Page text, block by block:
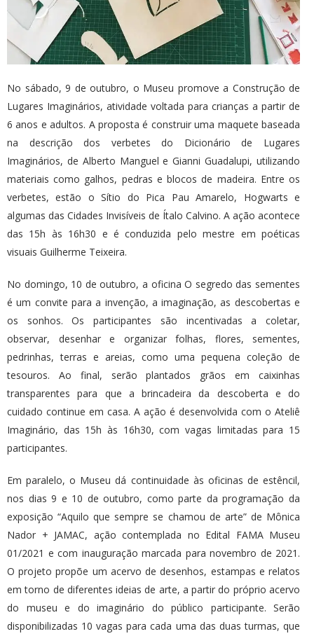
No sábado, 9 de outubro, o Museu promove a Construção de
Lugares Imaginários, atividade voltada para crianças a partir de
6 anos e adultos. A proposta é construir uma maquete baseada
na descrição dos verbetes do Dicionário de Lugares
Imaginários, de Alberto Manguel e Gianni Guadalupi, utilizando
materiais como galhos, pedras e blocos de madeira. Entre os
verbetes, estão o Sítio do Pica Pau Amarelo, Hogwarts e
algumas das Cidades Invisíveis de Ítalo Calvino. A ação acontece
das 15h às 16h30 e é conduzida pelo mestre em poéticas
visuais Guilherme Teixeira.
No domingo, 10 de outubro, a oficina O segredo das sementes
é um convite para a invenção, a imaginação, as descobertas e
os sonhos. Os participantes são incentivadas a coletar,
observar, desenhar e organizar folhas, flores, sementes,
pedrinhas, terras e areias, como uma pequena coleção de
tesouros. Ao final, serão plantados grãos em caixinhas
transparentes para que a brincadeira da descoberta e do
cuidado continue em casa. A ação é desenvolvida com o Ateliê
Imaginário, das 15h às 16h30, com vagas limitadas para 15
participantes.
Em paralelo, o Museu dá continuidade às oficinas de estêncil,
nos dias 9 e 10 de outubro, como parte da programação da
exposição “Aquilo que sempre se chamou de arte” de Mônica
Nador + JAMAC, ação contemplada no Edital FAMA Museu
01/2021 e com inauguração marcada para novembro de 2021.
O projeto propõe um acervo de desenhos, estampas e relatos
em torno de diferentes ideias de arte, a partir do próprio acervo
do museu e do imaginário do público participante. Serão
disponibilizadas 10 vagas para cada uma das duas turmas, que